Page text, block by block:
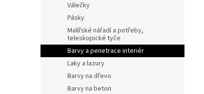
Válečky
Pásky
Malířské nářadí a potřeby,
teleskopické tyče
Barvy a penetrace interiér
Laky a lazury
Barvy na dřevo
Barvy na beton